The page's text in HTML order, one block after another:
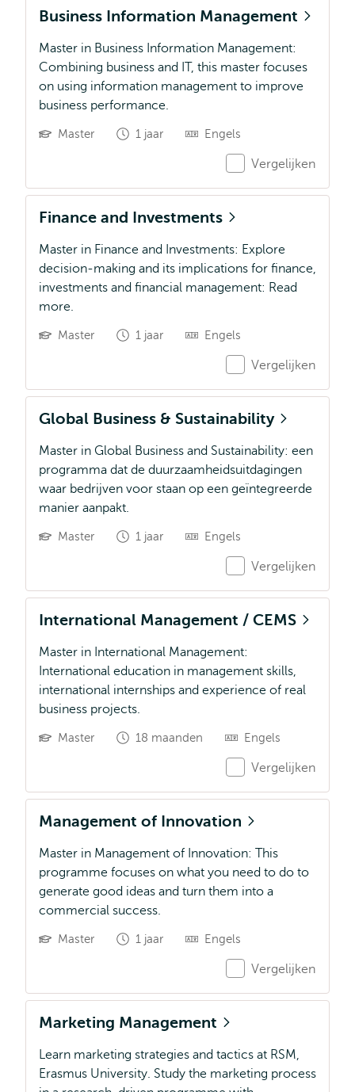
Business Information Management
Master in Business Information Management:
Combining business and IT, this master focuses
on using information management to improve
business performance.
Master 1 jaar Engels
Vergelijken
Finance and Investments
Master in Finance and Investments: Explore
decision-making and its implications for finance,
investments and financial management: Read
more.
Master 1 jaar Engels
Vergelijken
Global Business & Sustainability
Master in Global Business and Sustainability: een
programma dat de duurzaamheidsuitdagingen
waar bedrijven voor staan op een geïntegreerde
manier aanpakt.
Master 1 jaar Engels
Vergelijken
International Management / CEMS
Master in International Management:
International education in management skills,
international internships and experience of real
business projects.
Master 18 maanden Engels
Vergelijken
Management of Innovation
Master in Management of Innovation: This
programme focuses on what you need to do to
generate good ideas and turn them into a
commercial success.
Master 1 jaar Engels
Vergelijken
Marketing Management
Learn marketing strategies and tactics at RSM,
Erasmus University. Study the marketing process